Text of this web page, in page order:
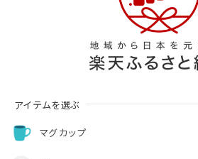
アイテムを選ぶ
マグカップ